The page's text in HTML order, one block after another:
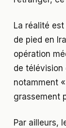
La réalité
de pied en
opération
de télévision
notamment
grassement
Par ailleurs,